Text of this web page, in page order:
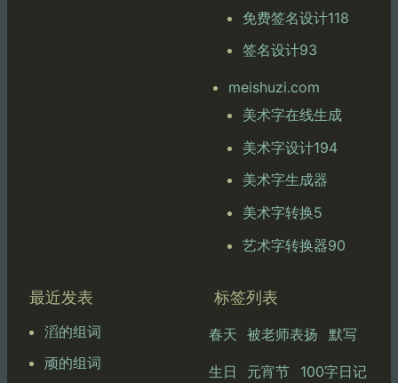
免费签名设计118
签名设计93
meishuzi.com
美术字在线生成
美术字设计194
美术字生成器
美术字转换5
艺术字转换器90
最近发表
滔的组词
顽的组词
标签列表
春天 被老师表扬 默写
生日 元宵节 100字日记